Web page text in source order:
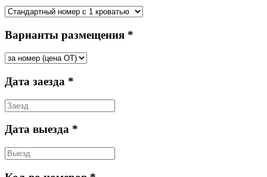
Варианты размещения *
Дата заезда *
Дата выезда *